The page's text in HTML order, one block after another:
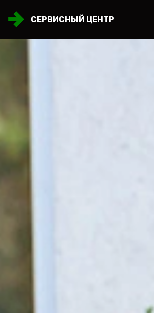
СЕРВИСНЫЙ ЦЕНТР